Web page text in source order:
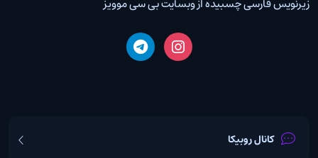
زیرنویس فارسی چسبیده از وبسایت بی سی موویز
کانال روبیکا